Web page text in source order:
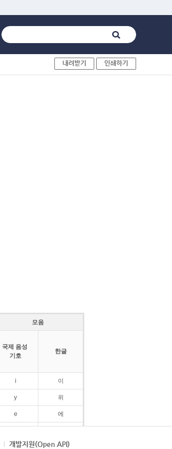
내려받기 인쇄하기
모음
국제 음성
기호
한글
i 이
y 위
e 에
ɛ 에
개발지원(Open API)